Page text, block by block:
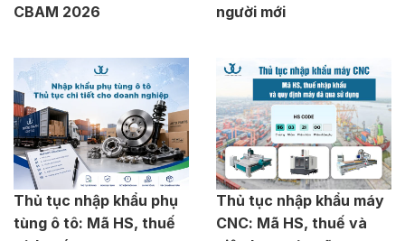
CBAM 2026
người mới
Thủ tục nhập khẩu phụ
tùng ô tô: Mã HS, thuế
Thủ tục nhập khẩu máy
CNC: Mã HS, thuế và